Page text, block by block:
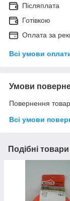
Післяплата
Готівкою
Оплата за
Всі умови
Умови
Повернення
Всі умови
Подібні